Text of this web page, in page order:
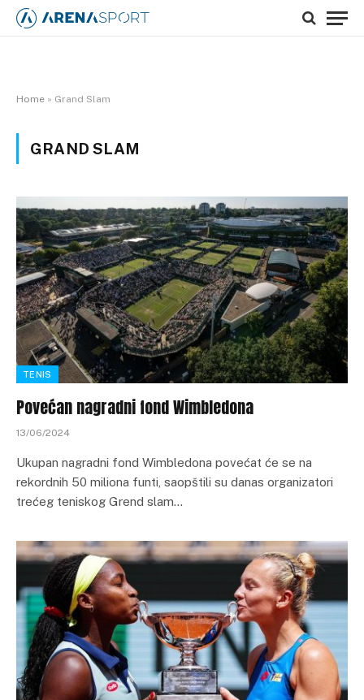
Home » Grand Slam
GRAND SLAM
TENIS
Povećan nagradni fond Wimbledona
13/06/2024
Ukupan nagradni fond Wimbledona povećat će se na
rekordnih 50 miliona funti, saopštili su danas organizatori
trećeg teniskog Grend slam…